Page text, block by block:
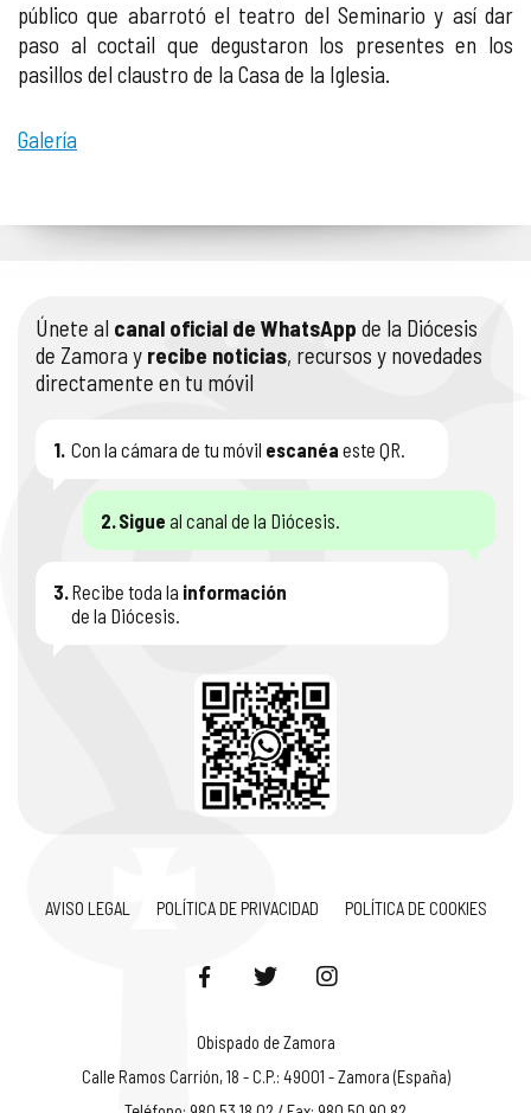
público que abarrotó el teatro del Seminario y así dar
paso al coctail que degustaron los presentes en los
pasillos del claustro de la Casa de la Iglesia.
Galería
Únete al canal oficial de WhatsApp de la Diócesis
de Zamora y recibe noticias, recursos y novedades
directamente en tu móvil
1. Con la cámara de tu móvil escanéa este QR.
2.Sigue al canal de la Diócesis.
3.Recibe toda la información
de la Diócesis.
AVISO LEGAL POLÍTICA DE PRIVACIDAD POLÍTICA DE COOKIES
Obispado de Zamora
Calle Ramos Carrión, 18 - C.P.: 49001 - Zamora (España)